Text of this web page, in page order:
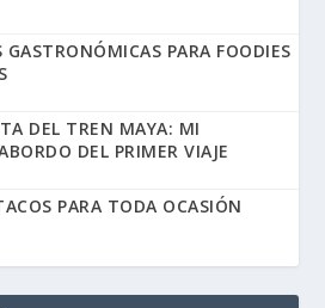
GASTRONÓMICAS PARA FOODIES
DEL TREN MAYA: MI
DEL PRIMER VIAJE
PARA TODA OCASIÓN